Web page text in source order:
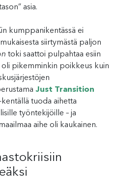
asia.
kumppanikentässä ei
siirtymästä paljon
toki saattoi pulpahtaa esiin
oli pikemminkin poikkeus kuin
Just Transition
tuoda aihetta
työntekijöille – ja
aihe oli kaukainen.